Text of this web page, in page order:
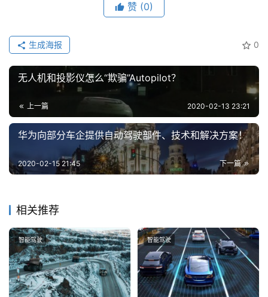
赞 (0)
0
生成海报
无人机和投影仪怎么“欺骗”Autopilot？
上一篇 2020-02-13 23:21
华为向部分车企提供自动驾驶部件、技术和解决方案！
下一篇
2020-02-15 21:45
相关推荐
智能驾驶 智能驾驶